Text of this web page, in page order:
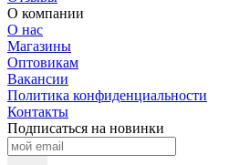
О компании
О нас
Магазины
Оптовикам
Вакансии
Политика конфиденциальности
Контакты
Подписаться на новинки